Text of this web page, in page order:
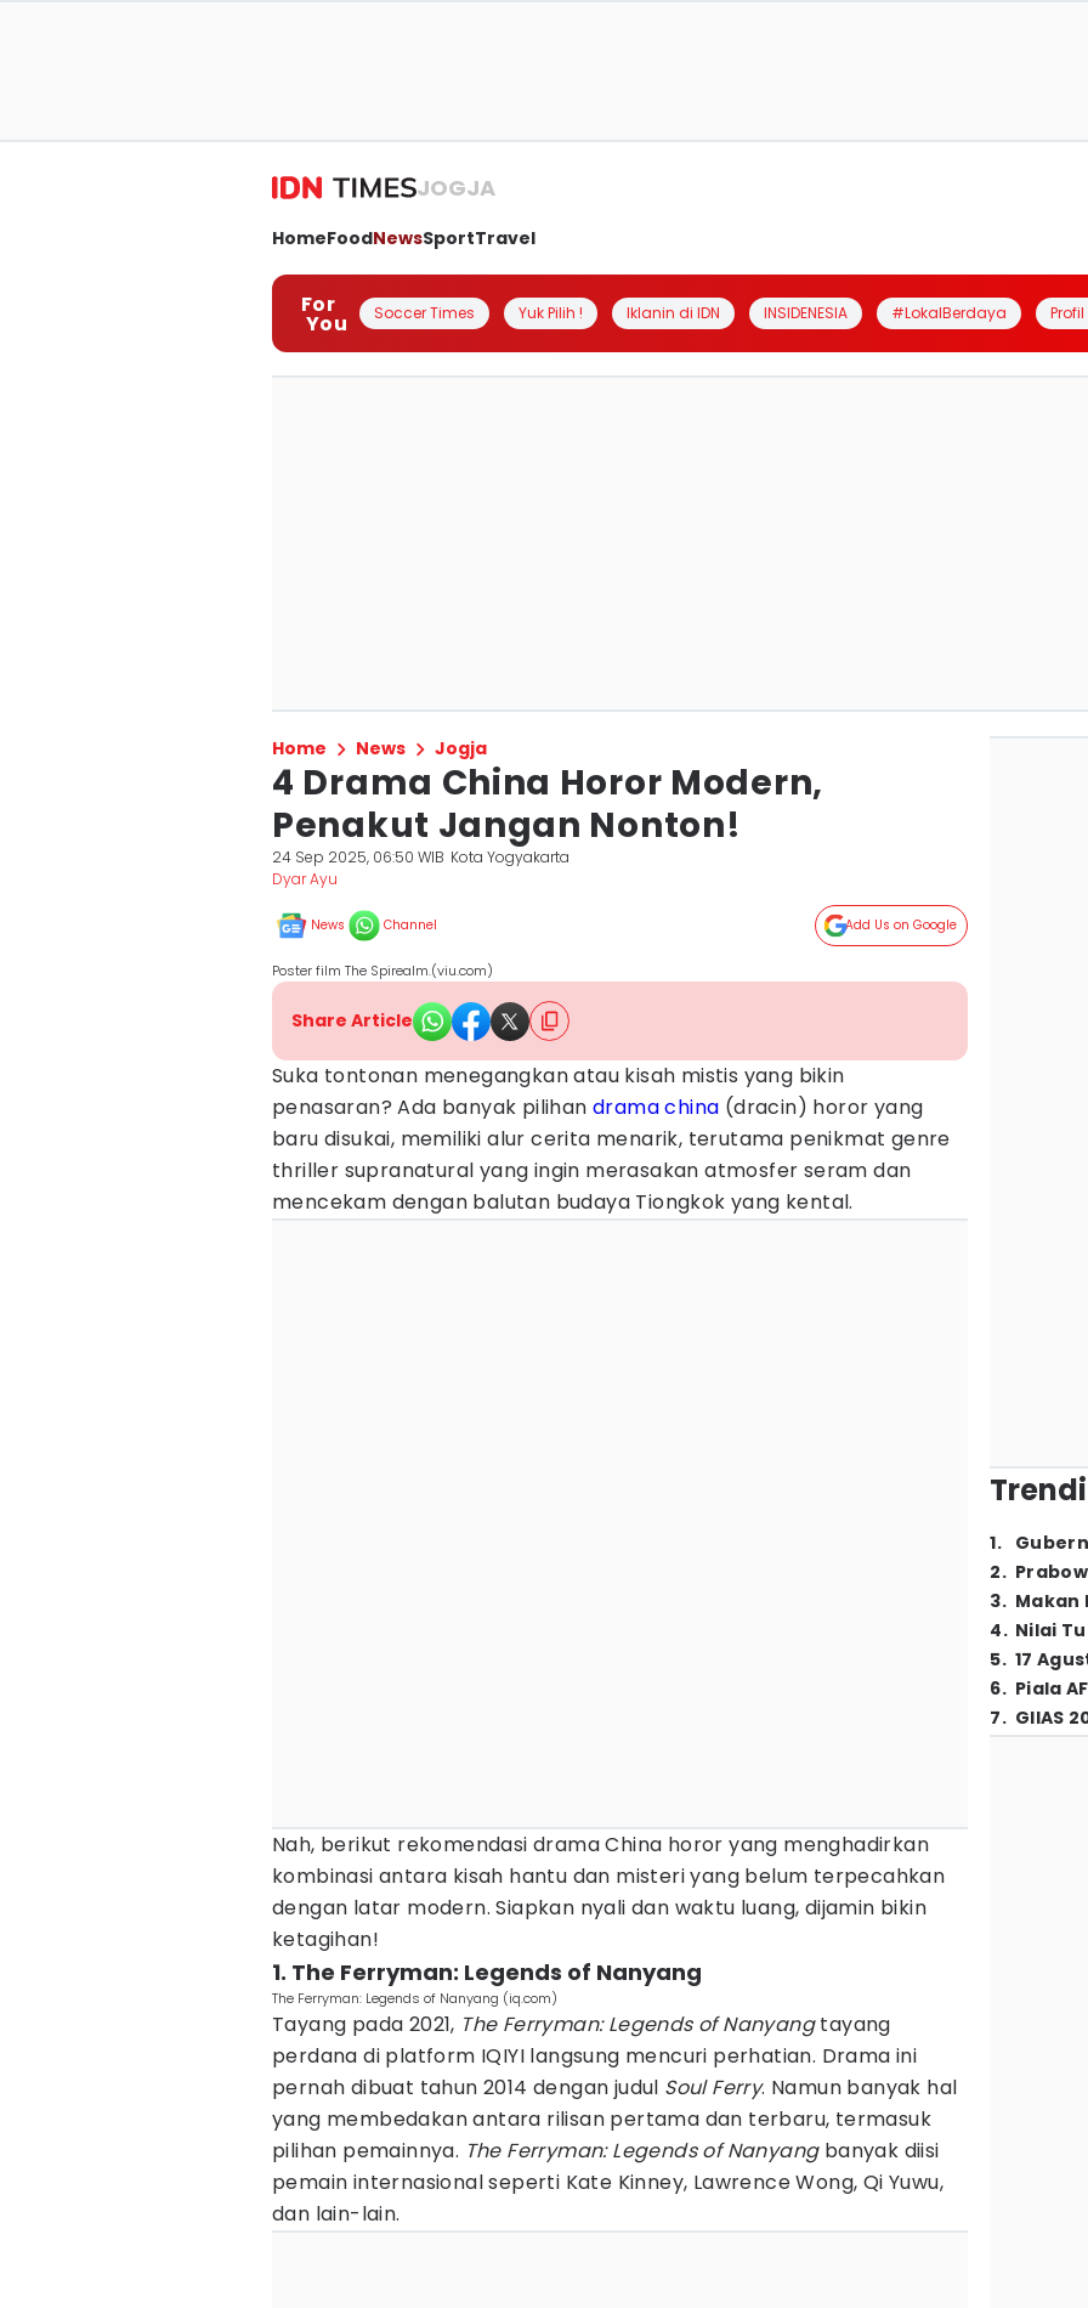
JOGJA
HomeFoodNewsSportTravel
For
You Soccer Times Yuk Pilih ! Iklanin di IDN INSIDENESIA #LokalBerdaya
Home News Jogja
4 Drama China Horor Modern,
Penakut Jangan Nonton!
24 Sep 2025, 06:50 WIB Kota Yogyakarta
Dyar Ayu
News Channel Add Us on Google
Poster film The Spirealm.(viu.com)
Share Article
Suka tontonan menegangkan atau kisah mistis yang bikin
penasaran? Ada banyak pilihan drama china (dracin) horor yang
baru disukai, memiliki alur cerita menarik, terutama penikmat genre
thriller supranatural yang ingin merasakan atmosfer seram dan
mencekam dengan balutan budaya Tiongkok yang kental.
Nah, berikut rekomendasi drama China horor yang menghadirkan
kombinasi antara kisah hantu dan misteri yang belum terpecahkan
dengan latar modern. Siapkan nyali dan waktu luang, dijamin bikin
ketagihan!
1. The Ferryman: Legends of Nanyang
The Ferryman: Legends of Nanyang (iq.com)
Tayang pada 2021, The Ferryman: Legends of Nanyangtayang
perdana di platform IQIYI langsung mencuri perhatian. Drama ini
pernah dibuat tahun 2014 dengan judul Soul Ferry. Namun banyak hal
yang membedakan antara rilisan pertama dan terbaru, termasuk
pilihan pemainnya. The Ferryman: Legends of Nanyang banyak diisi
pemain internasional seperti Kate Kinney, Lawrence Wong, Qi Yuwu,
dan lain-lain.
1.
2.
3. Makan
4. Nilai
5. 17
6. Piala
7. GIIAS